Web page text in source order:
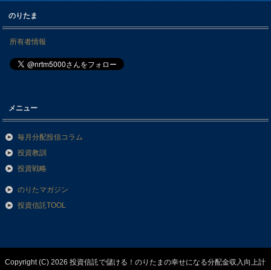
のりたま
所有者情報
メニュー
毎月分配投信コラム
投資教訓
投資戦略
のりたマガジン
投資信託TOOL
Copyright (C) 2026 投資信託で儲ける！のりたまの幸せになる分配金収入向上計